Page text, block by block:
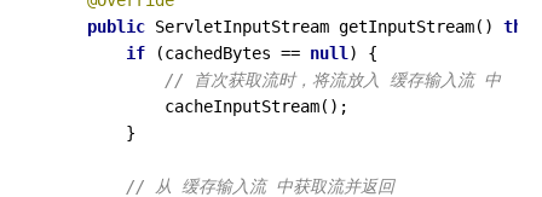
public ServletInputStream getInputStream()
if (cachedBytes == null ) {
// 首次获取流时，将流放入 缓存输入流 中
            cacheInputStream();
        }
// 从 缓存输入流 中获取流并返回